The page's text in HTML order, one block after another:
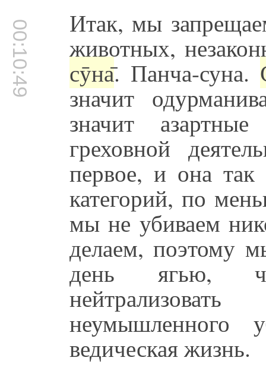
00:10:49 Итак, мы
животных,
сӯна̄. Панча-суна.
значит
значит
греховной
первое, и она так
категорий, по
мы не убиваем
делаем, поэтому
день ягью,
неумышленного
ведическая жизнь.